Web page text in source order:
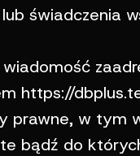
świadczenia
https://
prawne, w tym
bądź do